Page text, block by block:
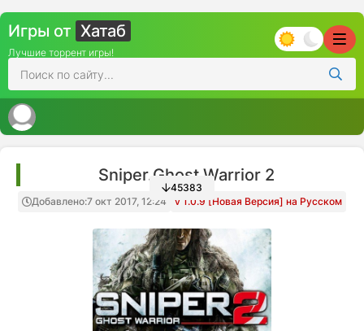
Игры от Хатаб
Лучшие торрент игры!
Sniper.Ghost Warrior 2
Добавлено:7 окт 2017, 12:24 v 1.0.9 [Новая Версия] на Русском
45383